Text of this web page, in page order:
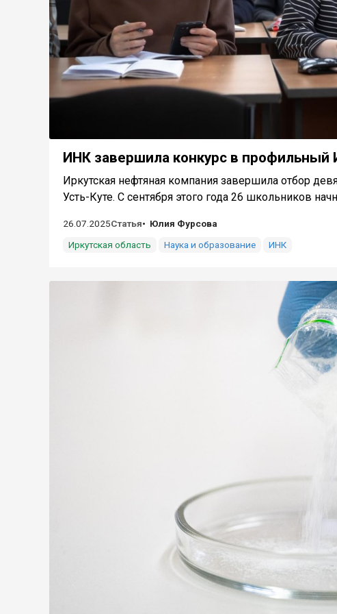
ИНК завершила конкурс в профильный
Иркутская нефтяная компания завершила отбор
Усть-Куте. С сентября этого года 26 школьников
26.07.2025Статья
Юлия Фурсова
Иркутская область
Наука и образование ИНК